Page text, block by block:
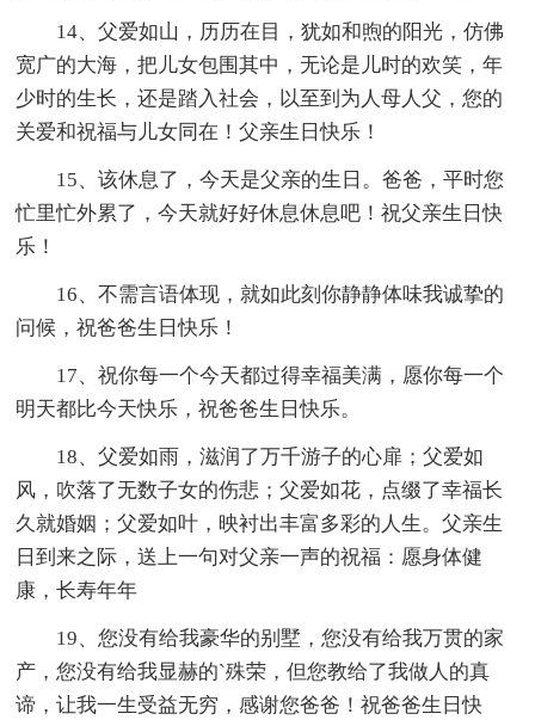
14、父爱如山，历历在目，犹如和煦的阳光，仿佛
宽广的大海，把儿女包围其中，无论是儿时的欢笑，年
少时的生长，还是踏入社会，以至到为人母人父，您的
关爱和祝福与儿女同在！父亲生日快乐！
15、该休息了，今天是父亲的生日。爸爸，平时您
忙里忙外累了，今天就好好休息休息吧！祝父亲生日快
乐！
16、不需言语体现，就如此刻你静静体味我诚挚的
问候，祝爸爸生日快乐！
17、祝你每一个今天都过得幸福美满，愿你每一个
明天都比今天快乐，祝爸爸生日快乐。
18、父爱如雨，滋润了万千游子的心扉；父爱如
风，吹落了无数子女的伤悲；父爱如花，点缀了幸福长
久就婚姻；父爱如叶，映衬出丰富多彩的人生。父亲生
日到来之际，送上一句对父亲一声的祝福：愿身体健
康，长寿年年
19、您没有给我豪华的别墅，您没有给我万贯的家
产，您没有给我显赫的`殊荣，但您教给了我做人的真
谛，让我一生受益无穷，感谢您爸爸！祝爸爸生日快